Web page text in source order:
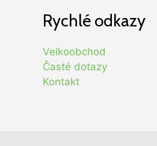
Rychlé odkazy
Velkoobchod
Časté dotazy
Kontakt